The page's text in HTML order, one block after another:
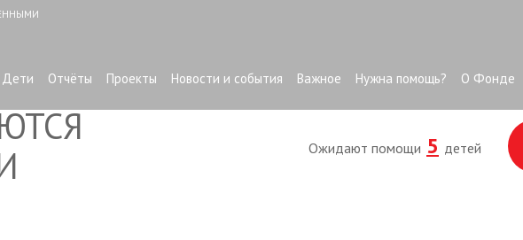
Дети Отчёты Проекты Новости и события Важное Нужна помощь? О Фонде
Ожидают помощи 5 детей